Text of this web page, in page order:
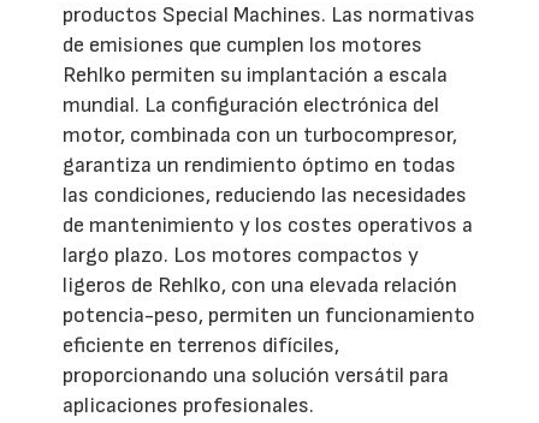
productos Special Machines. Las normativas
de emisiones que cumplen los motores
Rehlko permiten su implantación a escala
mundial. La configuración electrónica del
motor, combinada con un turbocompresor,
garantiza un rendimiento óptimo en todas
las condiciones, reduciendo las necesidades
de mantenimiento y los costes operativos a
largo plazo. Los motores compactos y
ligeros de Rehlko, con una elevada relación
potencia-peso, permiten un funcionamiento
eficiente en terrenos difíciles,
proporcionando una solución versátil para
aplicaciones profesionales.